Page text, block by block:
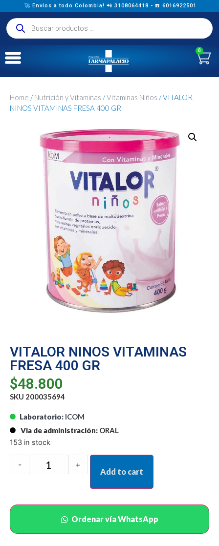
🚀 Envíos a todo Colombia! 📲 3108064418 - ☎️ 6016922501
0
Home /Nutrición y Vitaminas /Vitaminas Niños / VITALOR
NINOS VITAMINAS FRESA 400 GR
VITALOR NINOS VITAMINAS
FRESA 400 GR
$48.800
SKU 200035694
Laboratorio: ICOM
Via de administración: ORAL
153 in stock
- +
Add to cart
Ordenar vía WhatsApp